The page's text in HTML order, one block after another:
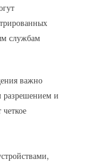
службам
важно
разрешением и